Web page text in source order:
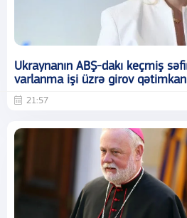
Ukraynanın ABŞ-dakı keçmiş
varlanma işi üzrə girov
21:57